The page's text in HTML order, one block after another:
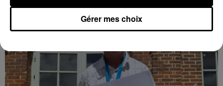
Gérer mes choix